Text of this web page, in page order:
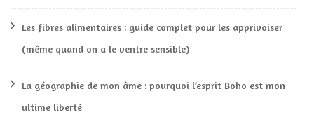
Les fibres alimentaires : guide complet pour les apprivoiser
(même quand on a le ventre sensible)
La géographie de mon âme : pourquoi l’esprit Boho est mon
ultime liberté